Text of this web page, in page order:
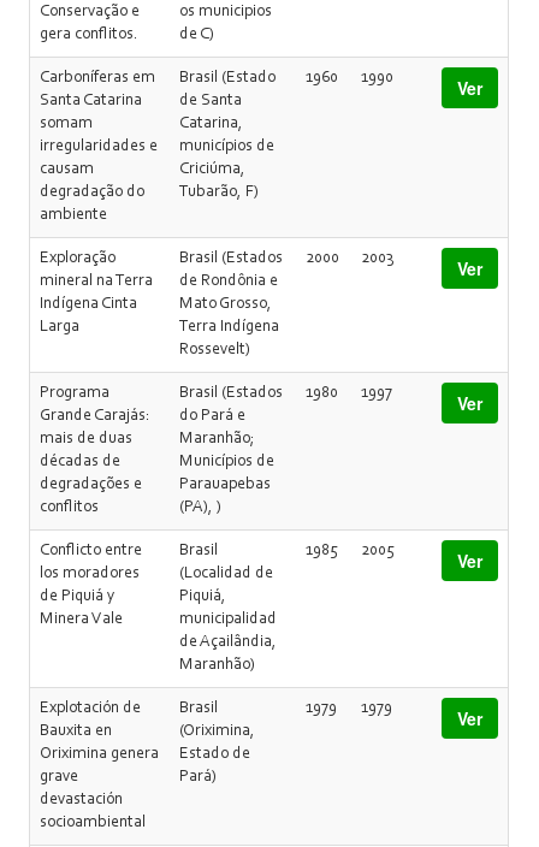
Conservação e
gera conflitos.
os municipios
de C)
Carboníferas em
Santa Catarina
somam
irregularidades e
causam
degradação do
ambiente
Brasil (Estado
de Santa
Catarina,
municípios de
Criciúma,
Tubarão, F)
1960 1990 Ver
Exploração
mineral na Terra
Indígena Cinta
Larga
Brasil (Estados
de Rondônia e
Mato Grosso,
Terra Indígena
Rossevelt)
2000 2003 Ver
Programa
Grande Carajás:
mais de duas
décadas de
degradações e
conflitos
Brasil (Estados
do Pará e
Maranhão;
Municípios de
Parauapebas
(PA), )
1980 1997 Ver
Conflicto entre
los moradores
de Piquiá y
Minera Vale
Brasil
(Localidad de
Piquiá,
municipalidad
de Açailândia,
Maranhão)
1985 2005 Ver
Explotación de
Bauxita en
Oriximina genera
grave
devastación
socioambiental
Brasil
(Oriximina,
Estado de
Pará)
1979 1979 Ver